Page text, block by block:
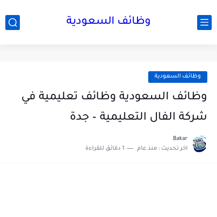
وظائف السعودية
وظائف السعودية
وظائف السعودية وظائف تعليمية في
شركة الفال التعليمية – جدة
Bakar
اخر تحديث : منذ عام 1 دقائق للقراءة